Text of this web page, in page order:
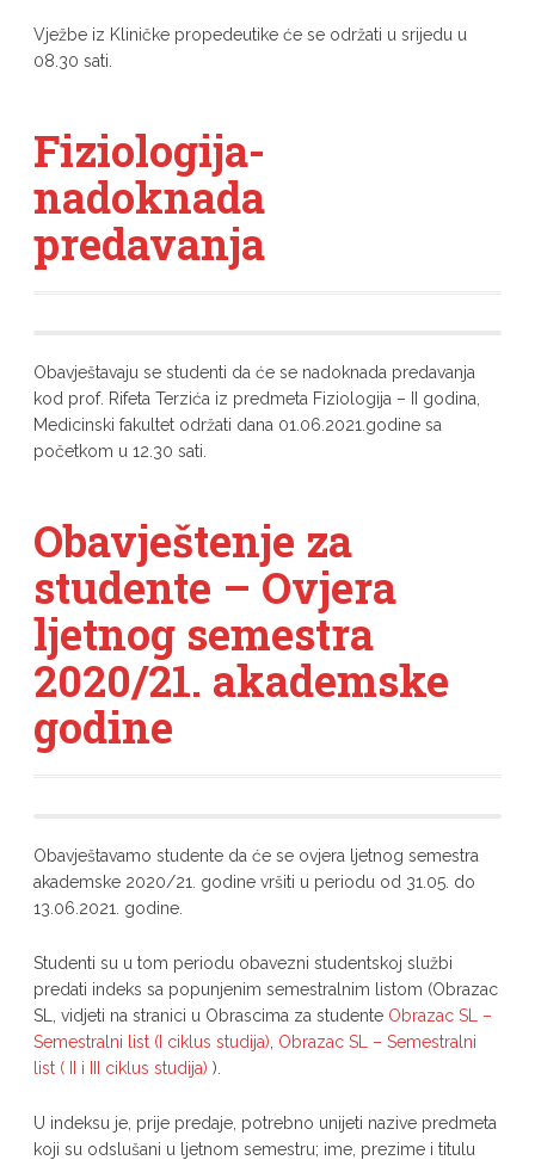
Vježbe iz Kliničke propedeutike će se održati u srijedu u
08.30 sati.
Fiziologija-
nadoknada
predavanja
Obavještavaju se studenti da će se nadoknada predavanja
kod prof. Rifeta Terzića iz predmeta Fiziologija – II godina,
Medicinski fakultet održati dana 01.06.2021.godine sa
početkom u 12.30 sati.
Obavještenje za
studente – Ovjera
ljetnog semestra
2020/21. akademske
godine
Obavještavamo studente da će se ovjera ljetnog semestra
akademske 2020/21. godine vršiti u periodu od 31.05. do
13.06.2021. godine.
Studenti su u tom periodu obavezni studentskoj službi
predati indeks sa popunjenim semestralnim listom (Obrazac
SL, vidjeti na stranici u Obrascima za studente Obrazac SL –
Semestralni list (I ciklus studija) Obrazac SL – Semestralni
list ( II i III ciklus studija) ).
U indeksu je, prije predaje, potrebno unijeti nazive predmeta
koji su odslušani u ljetnom semestru; ime, prezime i titulu